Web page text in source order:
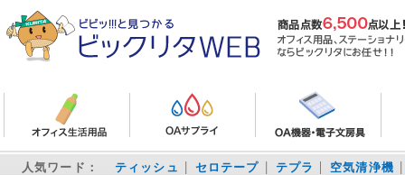
人気ワード： ティッシュ セロテープ テプラ 空気清浄機